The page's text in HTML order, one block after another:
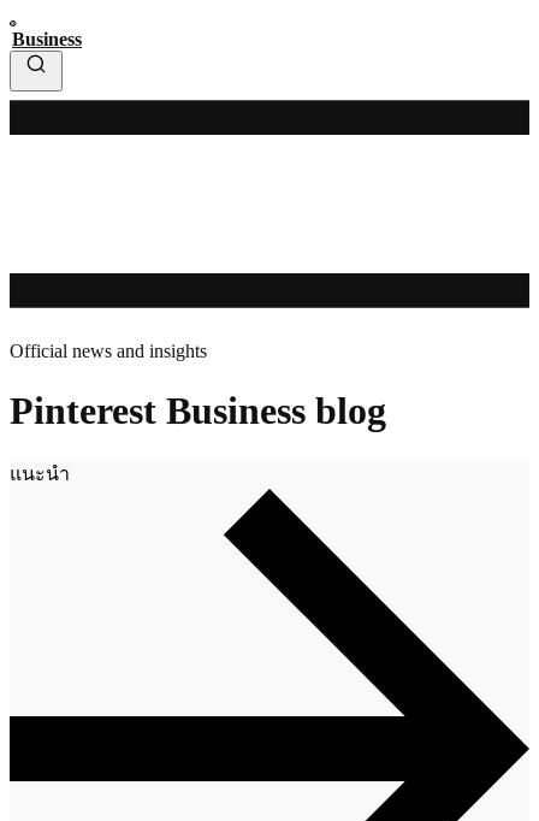
Business
Official news and insights
Pinterest Business blog
แนะนำ